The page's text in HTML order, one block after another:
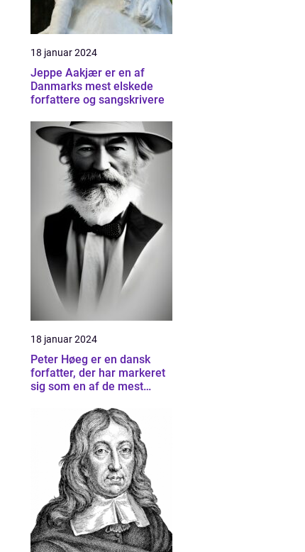
18 januar 2024
Jeppe Aakjær er en af
Danmarks mest elskede
forfattere og sangskrivere
18 januar 2024
Peter Høeg er en dansk
forfatter, der har markeret
sig som en af de mest
inden for dansk litteratur